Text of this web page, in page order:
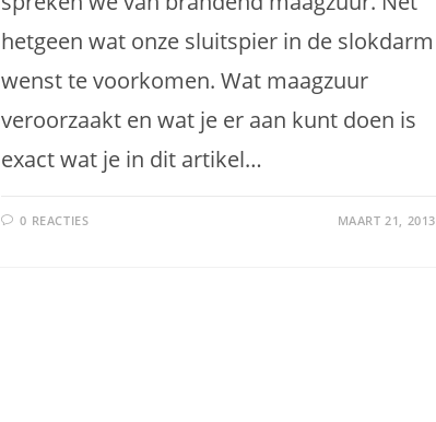
hetgeen wat onze sluitspier in de slokdarm
wenst te voorkomen. Wat maagzuur
veroorzaakt en wat je er aan kunt doen is
exact wat je in dit artikel…
0 REACTIES MAART 21, 2013